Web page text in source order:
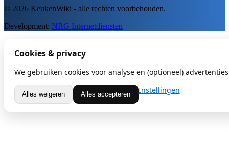
© 2026 KeukenWiki - alle rechten voorbehouden.
Development: NRG Internetdiensten
Cookies & privacy
We gebruiken cookies voor analyse en (optioneel)
Alles weigeren Alles accepteren Instellingen